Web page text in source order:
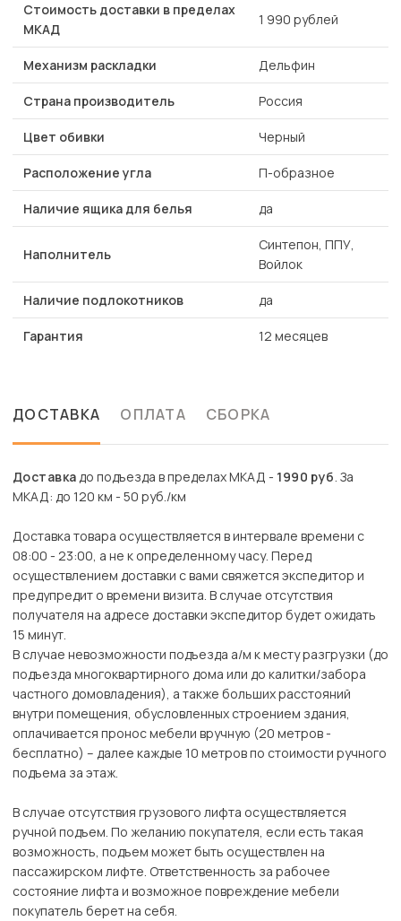
Стоимость доставки в пределах
МКАД
1 990 рублей
Механизм раскладки Дельфин
Страна производитель Россия
Цвет обивки Черный
Расположение угла П-образное
Наличие ящика для белья да
Наполнитель
Синтепон, ППУ,
Войлок
Наличие подлокотников да
Гарантия 12 месяцев
ДОСТАВКА ОПЛАТА СБОРКА
Доставкадо подъезда в пределах МКАД - 1990 руб. За
МКАД: до 120 км - 50 руб./км
Доставка товара осуществляется в интервале времени с
08:00 - 23:00, а не к определенному часу. Перед
осуществлением доставки с вами свяжется экспедитор и
предупредит о времени визита. В случае отсутствия
получателя на адресе доставки экспедитор будет ожидать
15 минут.
В случае невозможности подъезда а/м к месту разгрузки (до
подъезда многоквартирного дома или до калитки/забора
частного домовладения), а также больших расстояний
внутри помещения, обусловленных строением здания,
оплачивается пронос мебели вручную (20 метров -
бесплатно) – далее каждые 10 метров по стоимости ручного
подъема за этаж.
В случае отсутствия грузового лифта осуществляется
ручной подъем. По желанию покупателя, если есть такая
возможность, подъем может быть осуществлен на
пассажирском лифте. Ответственность за рабочее
состояние лифта и возможное повреждение мебели
покупатель берет на себя.